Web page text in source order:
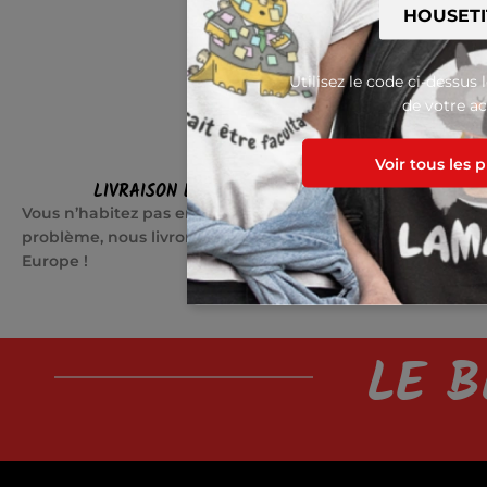
LIVRAISON EN EUROPE
Vous n’habitez pas en France ? Pas de
problème, nous livrons partout en
Europe !
Quelque
jours pour
LE
Utilisez le code ci-dessus
de votre
Voir tous les